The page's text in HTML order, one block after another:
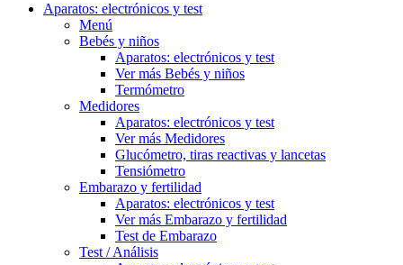
Aparatos: electrónicos y test
Menú
Bebés y niños
Aparatos: electrónicos y test
Ver más Bebés y niños
Termómetro
Medidores
Aparatos: electrónicos y test
Ver más Medidores
Glucómetro, tiras reactivas y lancetas
Tensiómetro
Embarazo y fertilidad
Aparatos: electrónicos y test
Ver más Embarazo y fertilidad
Test de Embarazo
Test / Análisis